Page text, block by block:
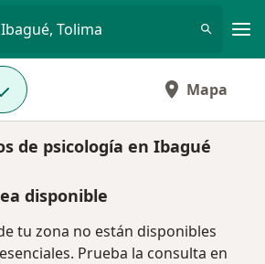
Tolima
Mapa
de psicología en Ibagué
disponible
tu zona no están disponibles
Prueba la consulta en